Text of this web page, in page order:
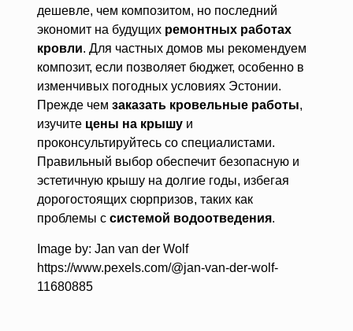
дешевле, чем композитом, но последний
экономит на будущих ремонтных работах
кровли. Для частных домов мы рекомендуем
композит, если позволяет бюджет, особенно в
изменчивых погодных условиях Эстонии.
Прежде чем заказать кровельные работы,
изучите цены на крышуи
проконсультируйтесь со специалистами.
Правильный выбор обеспечит безопасную и
эстетичную крышу на долгие годы, избегая
дорогостоящих сюрпризов, таких как
проблемы с системой водоотведения.
Image by: Jan van der Wolf
https://www.pexels.com/@jan-van-der-wolf-
11680885